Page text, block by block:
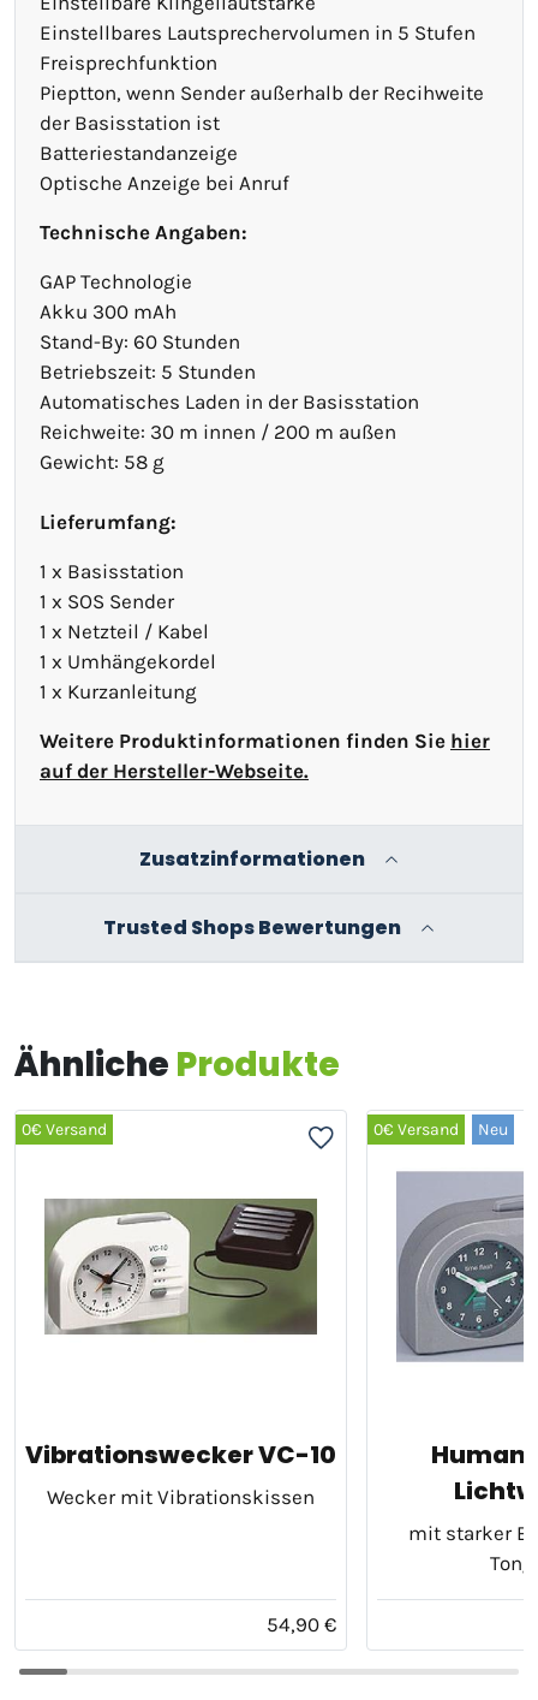
Einstellbares Lautsprechervolumen in 5 Stufen
Freisprechfunktion
Pieptton, wenn Sender außerhalb der Recihweite
der Basisstation ist
Batteriestandanzeige
Optische Anzeige bei Anruf
Technische Angaben:
GAP Technologie
Akku 300 mAh
Stand-By: 60 Stunden
Betriebszeit: 5 Stunden
Automatisches Laden in der Basisstation
Reichweite: 30 m innen / 200 m außen
Gewicht: 58 g
Lieferumfang:
1 x Basisstation
1 x SOS Sender
1 x Netzteil / Kabel
1 x Umhängekordel
1 x Kurzanleitung
Weitere Produktinformationen finden Sie hier
auf der Hersteller-Webseite.
Zusatzinformationen
Trusted Shops Bewertungen
Ähnliche Produkte
0€ Versand
Vibrationswecker VC-10
Wecker mit Vibrationskissen
54,90 €
0€ Versand Neu
Human
mit starker